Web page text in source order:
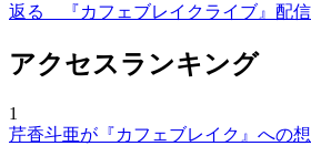
返る 『カフェブレイクライブ』配
アクセスランキング
1
芹香斗亜が『カフェブレイク』への